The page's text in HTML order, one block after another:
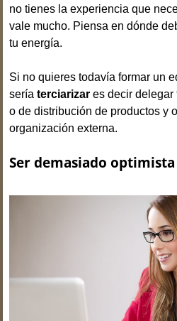
no tienes la experiencia que
vale mucho. Piensa en dónde
tu energía.
Si no quieres todavía formar un
seríaterciarizar es decir delegar
o de distribución de productos y
organización externa.
Ser demasiado optimista